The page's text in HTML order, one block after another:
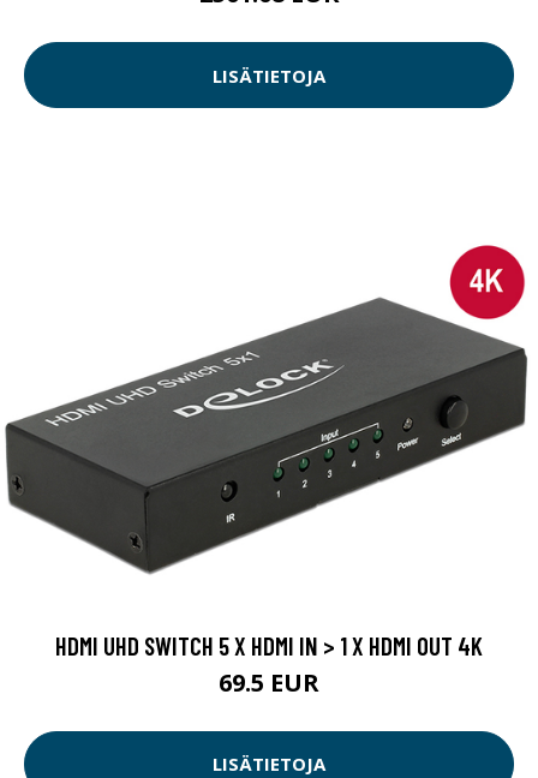
LISÄTIETOJA
HDMI UHD SWITCH 5 X HDMI IN > 1 X HDMI OUT 4K
69.5 EUR
LISÄTIETOJA